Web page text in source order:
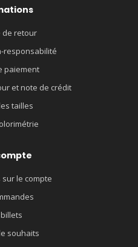
de retour
responsabilité
paiement
et note de crédit
tailles
le compte
souhaits